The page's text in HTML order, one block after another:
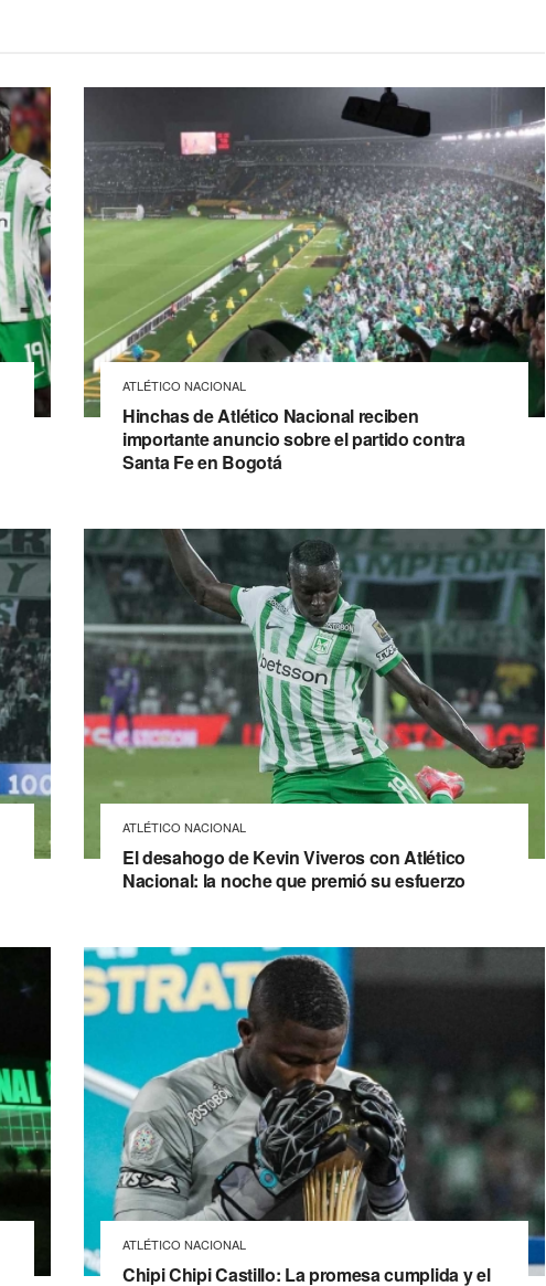
ATLÉTICO NACIONAL
Hinchas de Atlético Nacional reciben
importante anuncio sobre el partido contra
Santa Fe en Bogotá
ATLÉTICO NACIONAL
El desahogo de Kevin Viveros con Atlético
Nacional: la noche que premió su esfuerzo
ATLÉTICO NACIONAL
Chipi Chipi Castillo: La promesa cumplida y el